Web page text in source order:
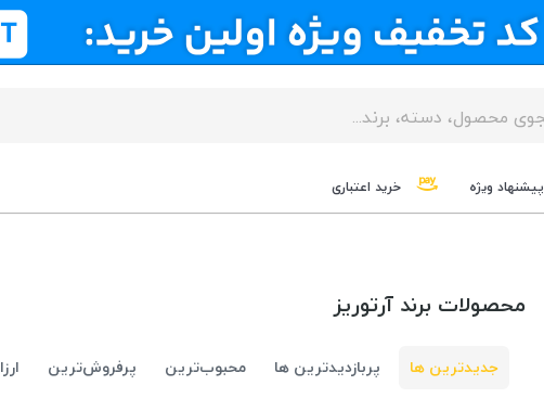
پیشنهاد ویژه خرید اعتباری
محصولات برند آرتوریز
جدیدترین ها پربازدیدترین ها محبوب‌‌ترین پرفروش‌ترین